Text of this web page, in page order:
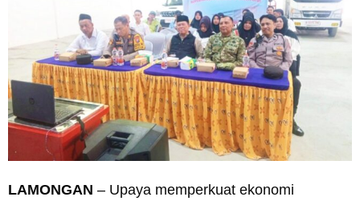
LAMONGAN – Upaya memperkuat ekonomi